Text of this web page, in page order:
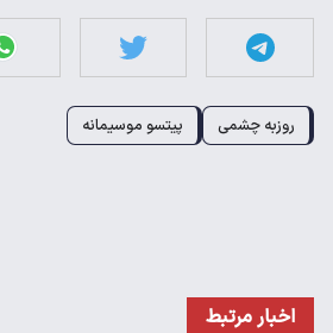
روزبه چشمی پیتسو موسیمانه
اخبار مرتبط